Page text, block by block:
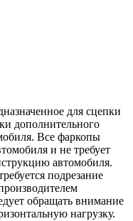
для сцепки
дополнительного
Все фаркопы
и не требует
автомобиля.
подрезание
обращать внимание
нагрузку.